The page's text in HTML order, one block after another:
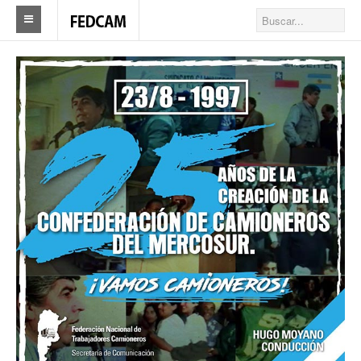
Home
Federacion
Federación
Autoridades
Nuestros Sindicatos
Delegaciones en el país
Actualidad Sindicatos
Camioneros solidarios
Publicaciones
Revista Los Camioneros